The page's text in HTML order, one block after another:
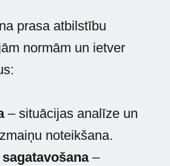
prasa atbilstību
normām un ietver
– situācijas analīze un
noteikšana.
–